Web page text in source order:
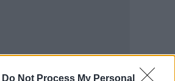
Do Not Process My Personal